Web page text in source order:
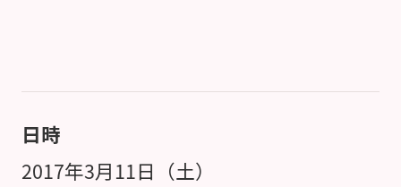
日時
2017年3月11日（土）